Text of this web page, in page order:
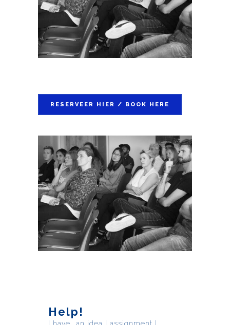
RESERVEER HIER / BOOK HERE
Help!